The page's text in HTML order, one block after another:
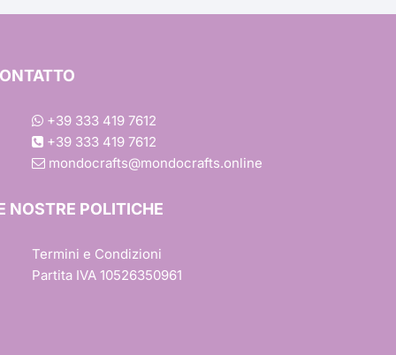
+39 333 419 7612
+39 333 419 7612
mondocrafts@mondocrafts.online
NOSTRE POLITICHE
Termini e Condizioni
Partita IVA 10526350961